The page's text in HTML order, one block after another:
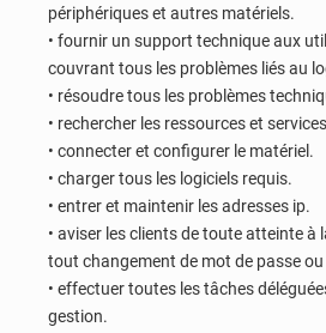
périphériques et autres matériels.
• fournir un support technique aux
couvrant tous les problèmes liés au
• résoudre tous les problèmes
• rechercher les ressources et
• connecter et configurer le matériel.
• charger tous les logiciels requis.
• entrer et maintenir les adresses ip.
• aviser les clients de toute atteinte à
tout changement de mot de passe
• effectuer toutes les tâches
gestion.